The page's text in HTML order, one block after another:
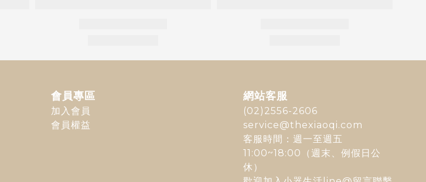
會員專區
加入會員
會員權益
網站客服
(02)2556-2606
service@thexiaoqi.com
客服時間：週一至週五
11:00~18:00（週末、例假日公
休）